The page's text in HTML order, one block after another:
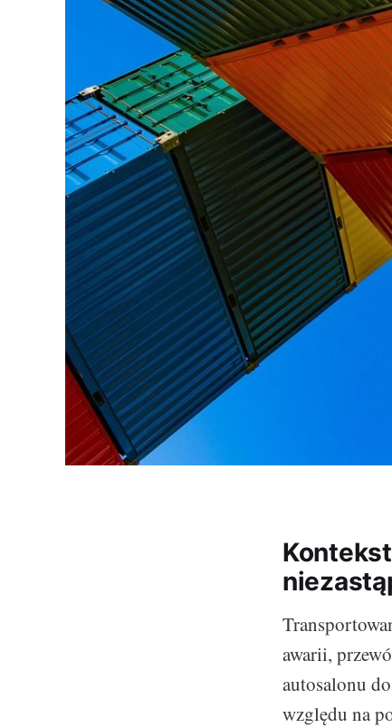
awarii,
autosalonu
względu na